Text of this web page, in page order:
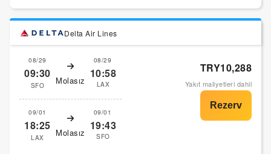
Delta Air Lines
08/29
09:30
SFO Molasız
08/29
10:58
LAX
09/01
18:25
LAX Molasız
09/01
19:43
SFO
TRY10,288
Yakıt maliyetleri dahil